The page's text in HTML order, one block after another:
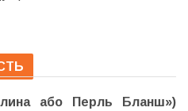
або Перль Бланш»)